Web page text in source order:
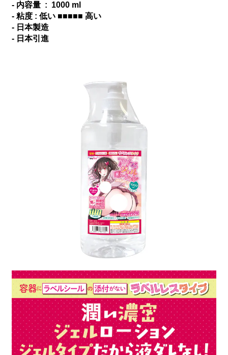
- 内容量 : 1000 ml
- 粘度 : 低い ■■■■■ 高い
- 日本製造
- 日本引進